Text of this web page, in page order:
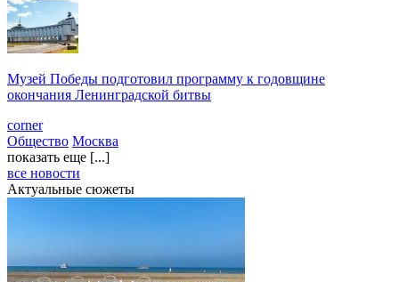
Музей Победы подготовил программу к годовщине
окончания Ленинградской битвы
corner
Общество Москва
показать еще [...]
все новости
Актуальные сюжеты